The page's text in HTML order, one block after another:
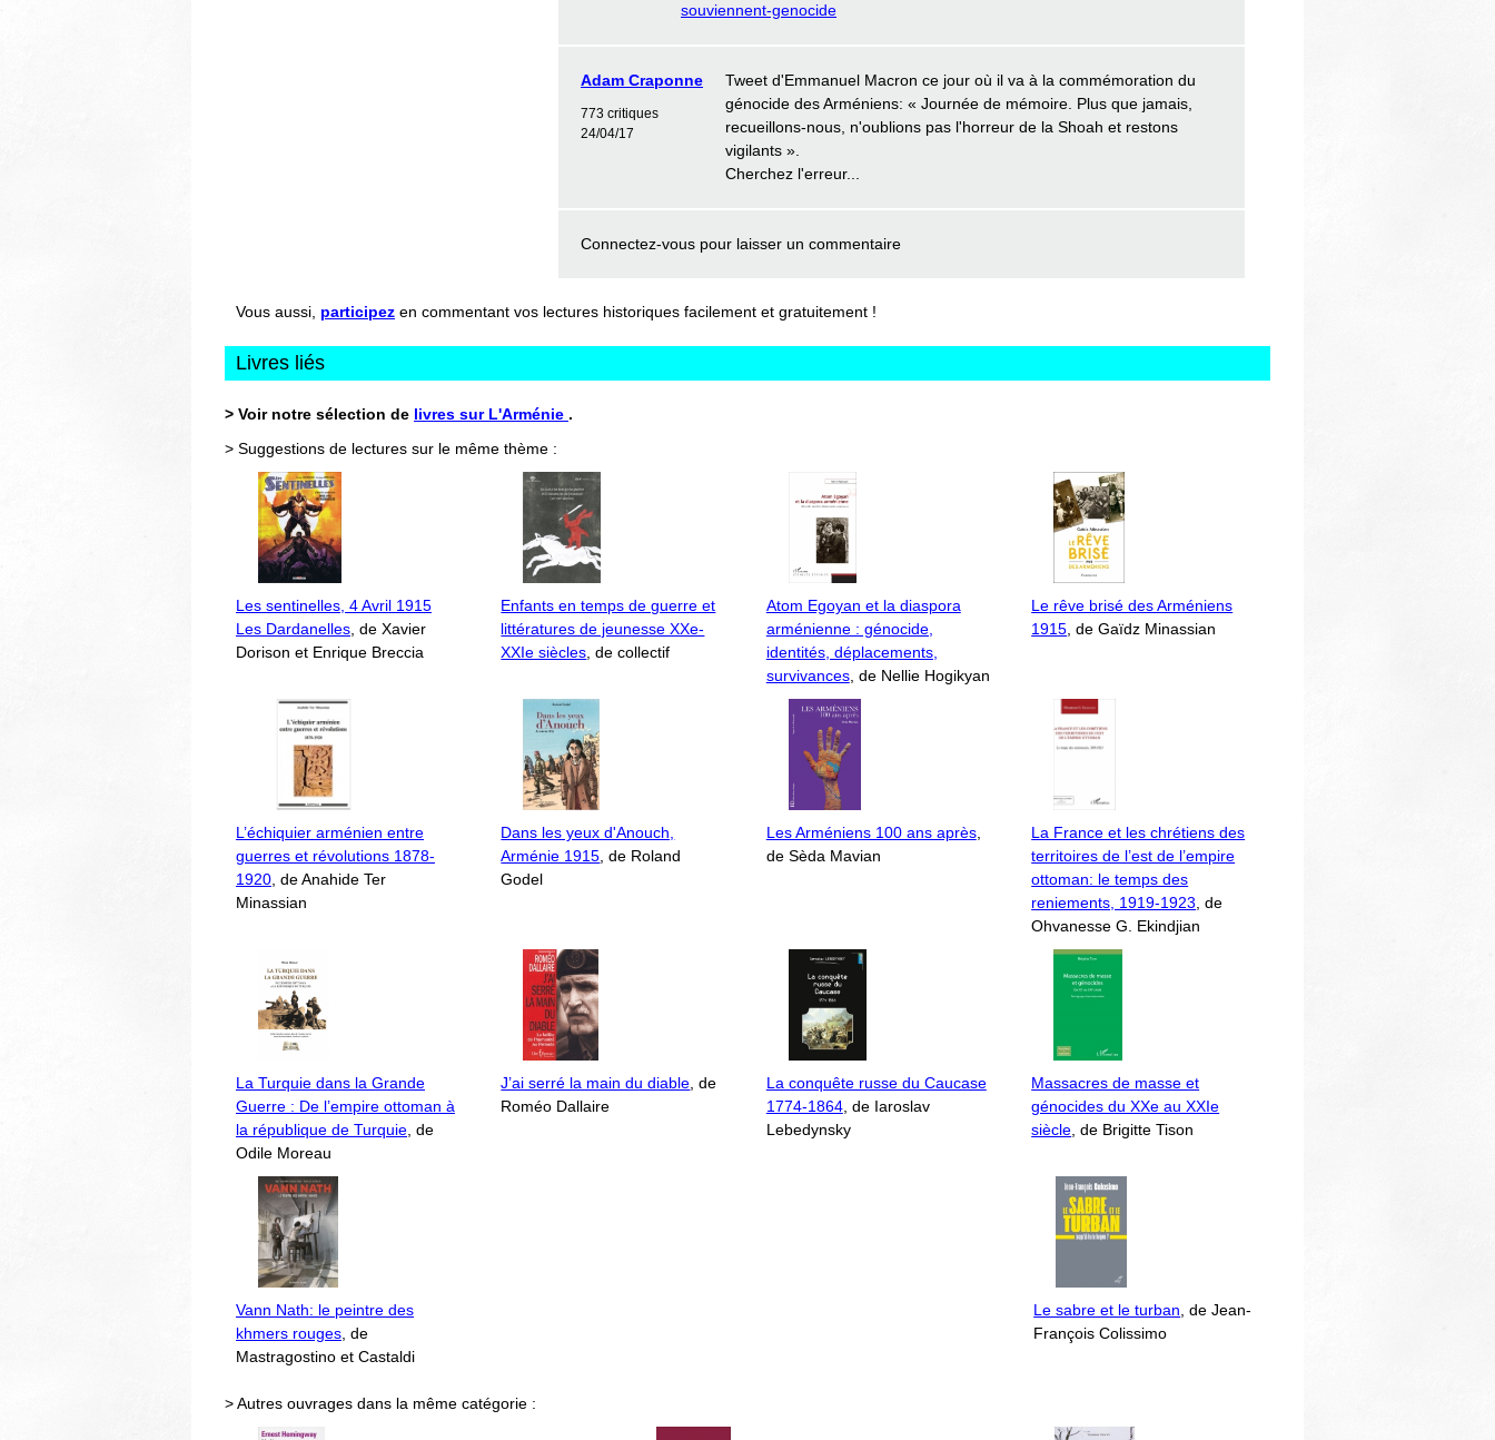
souviennent-genocide
Adam Craponne
773 critiques
24/04/17
Tweet d'Emmanuel Macron ce jour où il va à la commémoration du
génocide des Arméniens: « Journée de mémoire. Plus que jamais,
recueillons-nous, n'oublions pas l'horreur de la Shoah et restons
vigilants ».
Cherchez l'erreur...
Connectez-vous pour laisser un commentaire
Vous aussi, participez en commentant vos lectures historiques facilement et gratuitement !
Livres liés
> Voir notre sélection de livres sur L'Arménie .
> Suggestions de lectures sur le même thème :
Les sentinelles, 4 Avril 1915
Les Dardanelles , de Xavier
Dorison et Enrique Breccia
Enfants en temps de guerre et
littératures de jeunesse XXe-
XXIe siècles , de collectif
Atom Egoyan et la diaspora
arménienne : génocide,
identités, déplacements,
survivances, de Nellie Hogikyan
Le rêve brisé des Arméniens
1915 , de Gaïdz Minassian
L’échiquier arménien entre
guerres et révolutions 1878-
1920 , de Anahide Ter
Minassian
Dans les yeux d'Anouch,
Arménie 1915 , de Roland
Godel
Les Arméniens 100 ans après,
de Sèda Mavian
La France et les chrétiens des
territoires de l’est de l’empire
ottoman: le temps des
reniements, 1919-1923 , de
Ohvanesse G. Ekindjian
La Turquie dans la Grande
Guerre : De l’empire ottoman à
la république de Turquie , de
Odile Moreau
J’ai serré la main du diable , de
Roméo Dallaire
La conquête russe du Caucase
1774-1864, de Iaroslav
Lebedynsky
Massacres de masse et
génocides du XXe au XXIe
siècle , de Brigitte Tison
Vann Nath: le peintre des
khmers rouges , de
Mastragostino et Castaldi
Le sabre et le turban , de Jean-
François Colissimo
> Autres ouvrages dans la même catégorie :